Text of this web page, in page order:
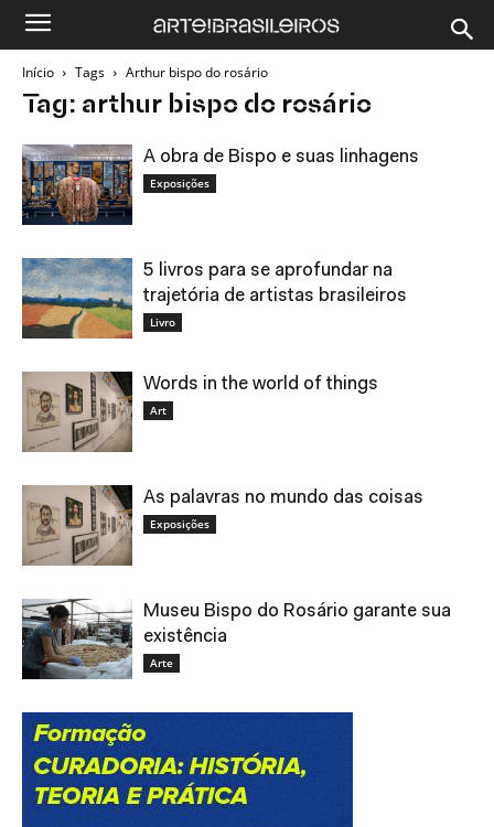
Início Tags Arthur bispo do rosário
Tag: arthur bispo do rosário
A obra de Bispo e suas linhagens
Exposições
5 livros para se aprofundar na
trajetória de artistas brasileiros
Livro
Words in the world of things
Art
As palavras no mundo das coisas
Exposições
Museu Bispo do Rosário garante sua
existência
Arte